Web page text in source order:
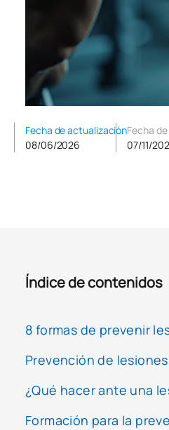
Fecha de actualización
08/06/2026
Fecha
07/11/
Índice de contenidos
8 formas de prevenir
Prevención de
¿Qué hacer ante una
Formación para la